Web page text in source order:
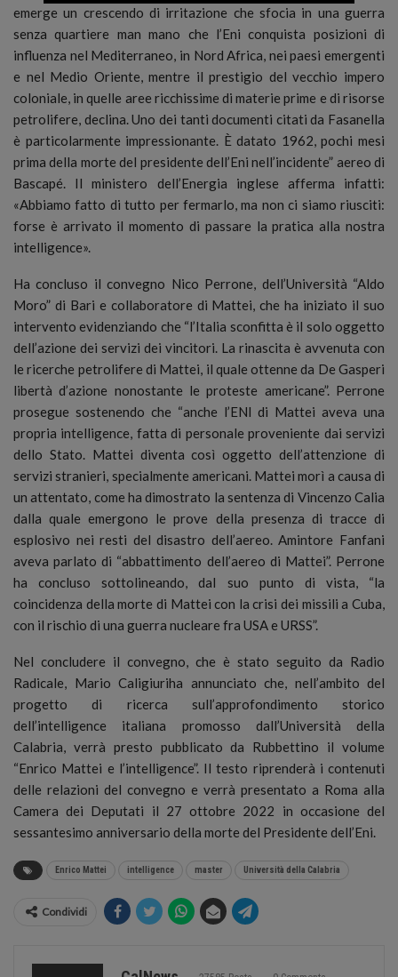
emerge un crescendo di irritazione che sfocia in una guerra
senza quartiere man mano che l’Eni conquista posizioni di
influenza nel Mediterraneo, in Nord Africa, nei paesi emergenti
e nel Medio Oriente, mentre il prestigio del vecchio impero
coloniale, in quelle aree ricchissime di materie prime e di risorse
petrolifere, declina. Uno dei tanti documenti citati da Fasanella
è particolarmente impressionante. È datato 1962, pochi mesi
prima della morte del presidente dell’Eni nell’incidente” aereo di
Bascapé. Il ministero dell’Energia inglese afferma infatti:
«Abbiamo fatto di tutto per fermarlo, ma non ci siamo riusciti:
forse è arrivato il momento di passare la pratica alla nostra
intelligence».
Ha concluso il convegno Nico Perrone, dell’Università “Aldo
Moro” di Bari e collaboratore di Mattei, che ha iniziato il suo
intervento evidenziando che “l’Italia sconfitta è il solo oggetto
dell’azione dei servizi dei vincitori. La rinascita è avvenuta con
le ricerche petrolifere di Mattei, il quale ottenne da De Gasperi
libertà d’azione nonostante le proteste americane”. Perrone
prosegue sostenendo che “anche l’ENI di Mattei aveva una
propria intelligence, fatta di personale proveniente dai servizi
dello Stato. Mattei diventa così oggetto dell’attenzione di
servizi stranieri, specialmente americani. Mattei morì a causa di
un attentato, come ha dimostrato la sentenza di Vincenzo Calia
dalla quale emergono le prove della presenza di tracce di
esplosivo nei resti del disastro dell’aereo. Amintore Fanfani
aveva parlato di “abbattimento dell’aereo di Mattei”. Perrone
ha concluso sottolineando, dal suo punto di vista, “la
coincidenza della morte di Mattei con la crisi dei missili a Cuba,
con il rischio di una guerra nucleare fra USA e URSS”.
Nel concludere il convegno, che è stato seguito da Radio
Radicale, Mario Caligiuriha annunciato che, nell’ambito del
progetto di ricerca sull’approfondimento storico
dell’intelligence italiana promosso dall’Università della
Calabria, verrà presto pubblicato da Rubbettino il volume
“Enrico Mattei e l’intelligence”. Il testo riprenderà i contenuti
delle relazioni del convegno e verrà presentato a Roma alla
Camera dei Deputati il 27 ottobre 2022 in occasione del
sessantesimo anniversario della morte del Presidente dell’Eni.
Enrico Mattei intelligence master Università della Calabria
Condividi